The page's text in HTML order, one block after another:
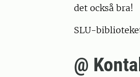
det också bra!
SLU-
@